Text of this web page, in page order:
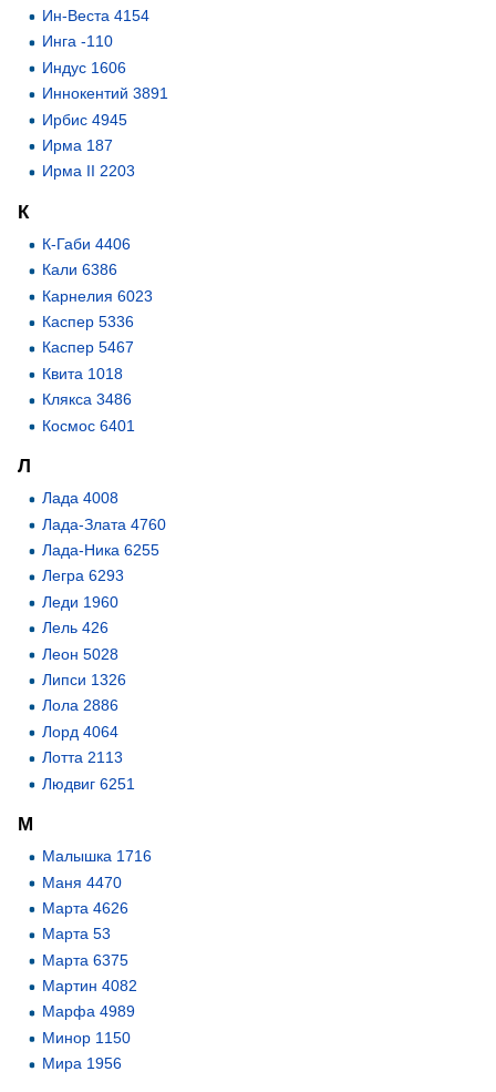
Ин-Веста 4154
Инга -110
Индус 1606
Иннокентий 3891
Ирбис 4945
Ирма 187
Ирма II 2203
К
К-Габи 4406
Кали 6386
Карнелия 6023
Каспер 5336
Каспер 5467
Квита 1018
Клякса 3486
Космос 6401
Л
Лада 4008
Лада-Злата 4760
Лада-Ника 6255
Легра 6293
Леди 1960
Лель 426
Леон 5028
Липси 1326
Лола 2886
Лорд 4064
Лотта 2113
Людвиг 6251
М
Малышка 1716
Маня 4470
Марта 4626
Марта 53
Марта 6375
Мартин 4082
Марфа 4989
Минор 1150
Мира 1956